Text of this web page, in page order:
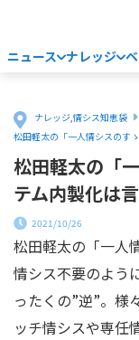
ニュース ナレッジ
Home
ナレッジ 情シス知恵袋
松田軽太の「一人情シスのす
松田軽太の「
テム内製化は
2021/10/26
松田軽太の「一人
情シス不要のよう
ったくの”逆”。様
ッチ情シスや専任